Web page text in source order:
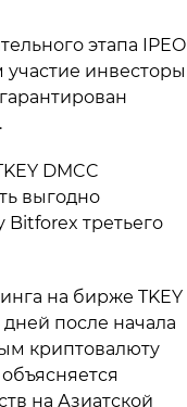
этапа IPEO
инвесторы
DMCC
выгодно
третьего
на бирже TKEY
после начала
криптовалюту
на Азиатской